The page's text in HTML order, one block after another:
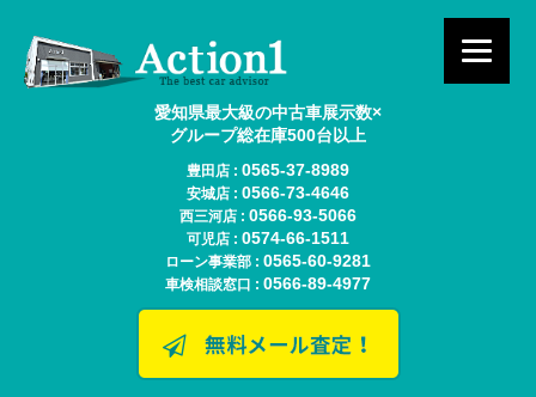
愛知県最大級の中古車展示数×
グループ総在庫500台以上
豊田店 : 0565-37-8989
安城店 : 0566-73-4646
西三河店 : 0566-93-5066
可児店 : 0574-66-1511
ローン事業部 : 0565-60-9281
車検相談窓口 : 0566-89-4977